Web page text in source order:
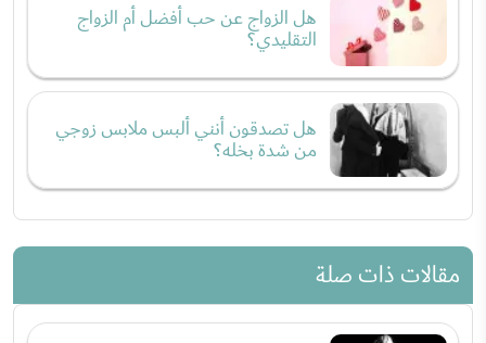
هل الزواج عن حب أفضل أم الزواج
التقليدي؟
هل تصدقون أنني ألبس ملابس زوجي
من شدة بخله؟
مقالات ذات صلة